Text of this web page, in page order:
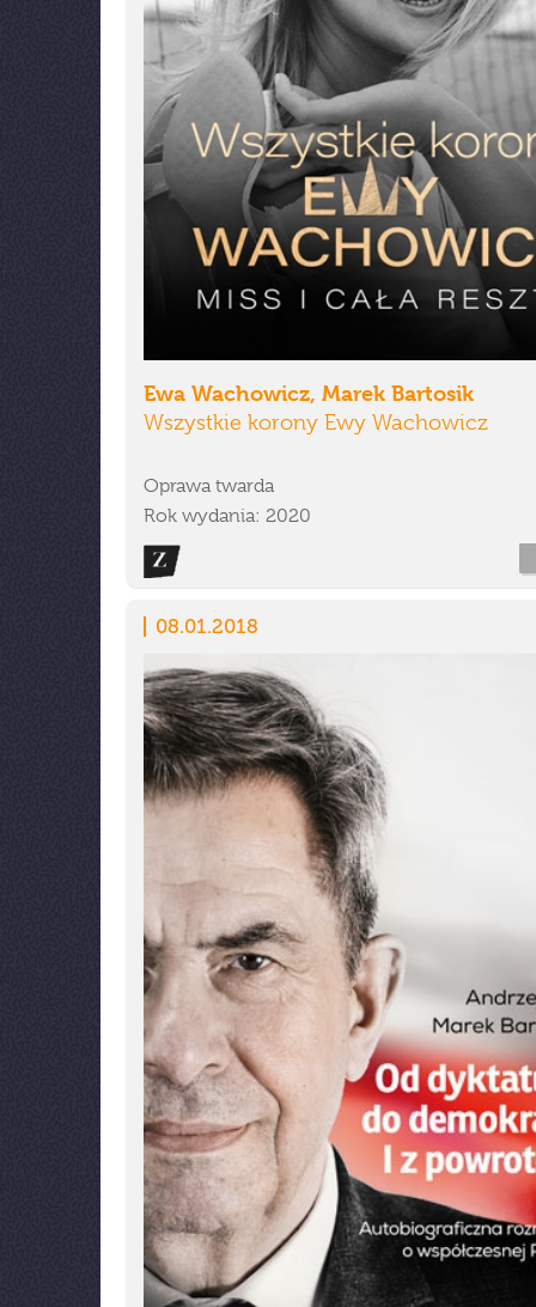
Ewa Wachowicz, Marek Bartosik
Wszystkie korony Ewy Wachowicz
Oprawa twarda
Rok wydania: 2020
08.01.2018